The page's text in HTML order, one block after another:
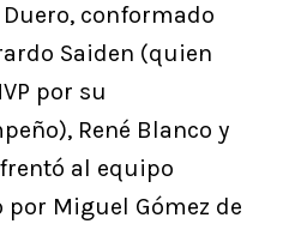
conformado
Saiden (quien
por su
René Blanco y
al equipo
por Miguel Gómez de